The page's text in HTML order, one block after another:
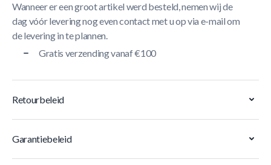
Wanneer er een groot artikel werd besteld, nemen wij de
dag vóór levering nog even contact met u op via e-mail om
de levering in te plannen.
Gratis verzending vanaf €100
Retourbeleid
Garantiebeleid